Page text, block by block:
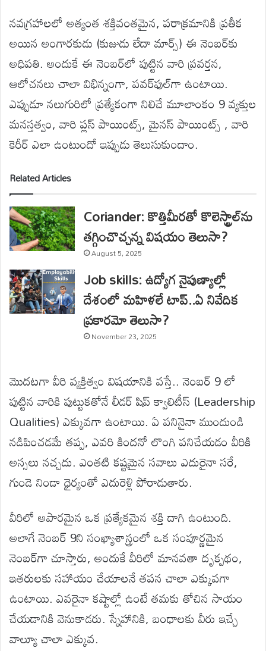
నవగ్రహాలలో అత్యంత శక్తివంతమైన, పరాక్రమానికి ప్రతీక
అయిన అంగారకుడు (కుజుడు లేదా మార్స్) ఈ నెంబర్‌కు
అధిపతి. అందుకే ఈ నెంబర్‌లో పుట్టిన వారి ప్రవర్తన,
ఆలోచనలు చాలా విభిన్నంగా, పవర్‌ఫుల్‌గా ఉంటాయి.
ఎప్పుడూ నలుగురిలో ప్రత్యేకంగా నిలిచే మూలాంకం 9 వ్యక్తుల
మనస్తత్వం, వారి ప్లస్ పాయింట్స్, మైనస్ పాయింట్స్ , వారి
కెరీర్ ఎలా ఉంటుందో ఇప్పుడు తెలుసుకుందాం.
Related Articles
Coriander: కొత్తిమీరతో కొలెస్ట్రాల్‌ను
తగ్గించొచ్చన్న విషయం తెలుసా?
August 5, 2025
Job skills: ఉద్యోగ నైపుణ్యాల్లో
దేశంలో మహిళలే టాప్..ఏ నివేదిక
ప్రకారమో తెలుసా?
November 23, 2025
మొదటగా వీరి వ్యక్తిత్వం విషయానికి వస్తే.. నెంబర్ 9 లో
పుట్టిన వారికి పుట్టుకతోనే లీడర్ షిప్ క్వాలిటీస్ (Leadership
Qualities) ఎక్కువగా ఉంటాయి. ఏ పనినైనా ముందుండి
నడిపించడమే తప్ప, ఎవరి కిందనో లొంగి పనిచేయడం వీరికి
అస్సలు నచ్చదు. ఎంతటి కష్టమైన సవాలు ఎదురైనా సరే,
గుండె నిండా ధైర్యంతో ఎదురెళ్లి పోరాడుతారు.
వీరిలో అపారమైన ఒక ప్రత్యేకమైన శక్తి దాగి ఉంటుంది.
అలాగే నెంబర్ 9ని సంఖ్యాశాస్త్రంలో ఒక సంపూర్ణమైన
నెంబర్‌గా చూస్తారు, అందుకే వీరిలో మానవతా దృక్పథం,
ఇతరులకు సహాయం చేయాలనే తపన చాలా ఎక్కువగా
ఉంటాయి. ఎవరైనా కష్టాల్లో ఉంటే తమకు తోచిన సాయం
చేయడానికి వెనుకాడరు. స్నేహానికి, బంధాలకు వీరు ఇచ్చే
వాల్యూ చాలా ఎక్కువ.